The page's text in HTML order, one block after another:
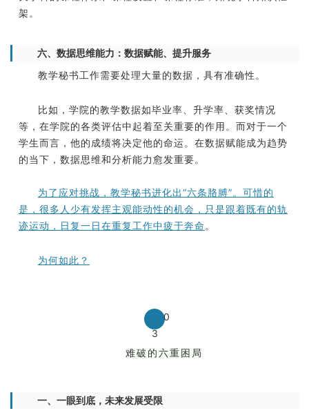
架。
六、数据思维能力：数据赋能、提升服务
教学秘书工作需要处理大量的数据，具有准确性。
比如，学院的教学数据如毕业率、升学率、获奖情况
等，在学院的各类评估中起着至关重要的作用。而对于一个
学生而言，他的成绩将决定他的命运。在数据赋能成为趋势
的当下，数据思维和分析能力愈发重要。
为了应对挑战，教学秘书进化出“六条胳膊”。可惜的
是，很多人少有发挥主观能动性的机会，只是跟着既有的轨
迹运动，日复一日在重复工作中疲于奔命 。
为何如此？
0
3
难破的六重困局
一、一眼到底，未来发展受限